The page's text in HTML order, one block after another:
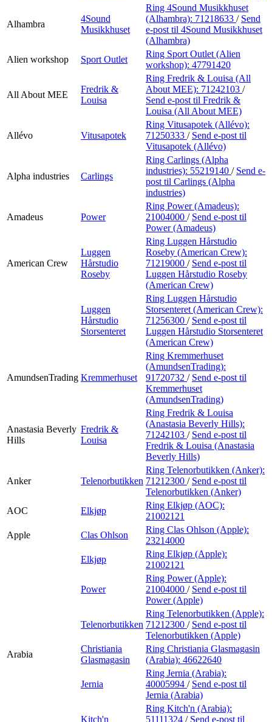
Alhambra
4Sound
Musikkhuset
Ring 4Sound Musikkhuset
(Alhambra): 71218633 / Send
e-post til 4Sound Musikkhuset
(Alhambra)
Alien workshop
Sport Outlet
Ring Sport Outlet (Alien
workshop): 47791420
All About MEE
Fredrik &
Louisa
Ring Fredrik & Louisa (All
About MEE): 71242103 /
Send e-post til Fredrik &
Louisa (All About MEE)
Allévo Vitusapotek
Ring Vitusapotek (Allévo):
71250333 / Send e-post til
Vitusapotek (Allévo)
Alpha industries Carlings
Ring Carlings (Alpha
industries): 55219140 / Send e-
post til Carlings (Alpha
industries)
Amadeus Power
Ring Power (Amadeus):
21004000 / Send e-post til
Power (Amadeus)
American Crew
Luggen
Hårstudio
Roseby
Ring Luggen Hårstudio
Roseby (American Crew):
71219000 / Send e-post til
Luggen Hårstudio Roseby
(American Crew)
Luggen
Hårstudio
Storsenteret
Ring Luggen Hårstudio
Storsenteret (American Crew):
71256300 / Send e-post til
Luggen Hårstudio Storsenteret
(American Crew)
AmundsenTrading Kremmerhuset
Ring Kremmerhuset
(AmundsenTrading):
91720732 / Send e-post til
Kremmerhuset
(AmundsenTrading)
Anastasia Beverly
Hills
Fredrik &
Louisa
Ring Fredrik & Louisa
(Anastasia Beverly Hills):
71242103 / Send e-post til
Fredrik & Louisa (Anastasia
Beverly Hills)
Anker Telenorbutikken
Ring Telenorbutikken (Anker):
71212300 / Send e-post til
Telenorbutikken (Anker)
AOC
Elkjøp
Ring Elkjøp (AOC):
21002121
Apple
Clas Ohlson
Ring Clas Ohlson (Apple):
23214000
Elkjøp
Ring Elkjøp (Apple):
21002121
Power
Ring Power (Apple):
21004000 / Send e-post til
Power (Apple)
Telenorbutikken
Ring Telenorbutikken (Apple):
71212300 / Send e-post til
Telenorbutikken (Apple)
Arabia
Christiania
Glasmagasin
Ring Christiania Glasmagasin
(Arabia): 46622640
Jernia
Ring Jernia (Arabia):
40005994 / Send e-post til
Jernia (Arabia)
Kitch'n
Ring Kitch'n (Arabia):
51111324 / Send e-post til